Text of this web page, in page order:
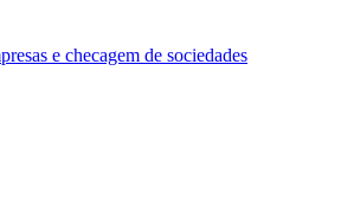
e checagem de sociedades